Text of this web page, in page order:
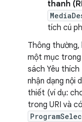
thanh
tích cú
Thông thường,
một mục
sách Yêu
nhận dạng nội
thiết (ví dụ:
trong URI và